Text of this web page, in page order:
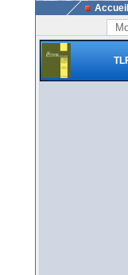
Accueil